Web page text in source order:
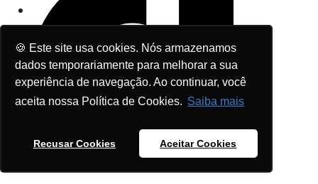
🍪 Este site usa cookies. Nós armazenamos
dados temporariamente para melhorar a sua
experiência de navegação. Ao continuar, você
aceita nossa Política de Cookies. Saiba mais
Recusar Cookies Aceitar Cookies